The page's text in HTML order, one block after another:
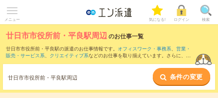
メニュー 気になる! ログイン 検索
廿日市市役所前・平良駅周辺のお仕事一覧
廿日市市役所前・平良駅の派遣のお仕事情報です。 オフィスワーク・事務系、 営業・
販売・サービス系、 クリエイティブ系などのお仕事を取り揃えています。さらに、 短
また、 本通駅 ・ 紙屋町西駅 市役所前(広島県)駅 中電前駅
など近隣駅のお
仕事もご確認いただけます。
廿日市市役所前・平良駅周辺 条件の変更